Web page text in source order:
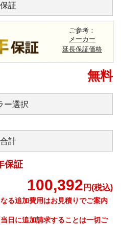
保証
ご参考：
メーカー
延長保証価格
無料
ー選択
合計
保証
100,392 円(税込)
る追加費用はお見積りでご案内
日に追加請求することは一切ご